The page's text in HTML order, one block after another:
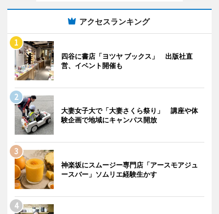
アクセスランキング
四谷に書店「ヨツヤ ブックス」 出版社直
営、イベント開催も
大妻女子大で「大妻さくら祭り」 講座や体
験企画で地域にキャンパス開放
神楽坂にスムージー専門店「アースモアジュ
ースバー」ソムリエ経験生かす